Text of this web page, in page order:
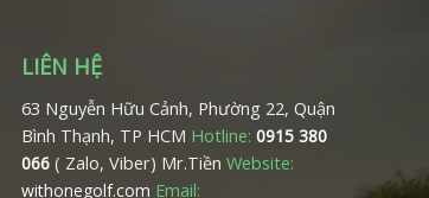
LIÊN HỆ
63 Nguyễn Hữu Cảnh, Phường 22, Quận
Bình Thạnh, TP HCM Hotline: 0915 380
066( Zalo, Viber) Mr.Tiền Website:
withonegolf.com Email: